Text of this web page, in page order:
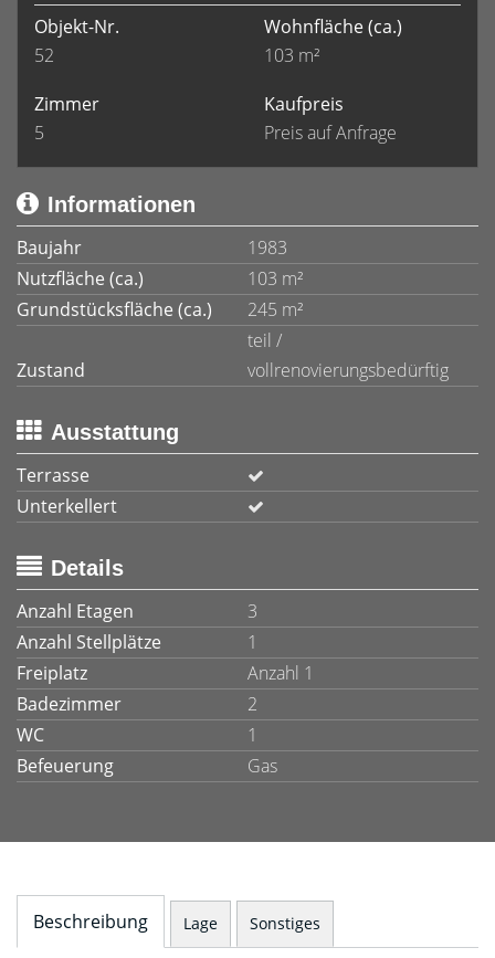
Objekt-Nr.
52
Wohnfläche(ca.)
103 m²
Zimmer
5
Kaufpreis
Preis auf Anfrage
Informationen
Baujahr
1983
Nutzfläche (ca.)
103 m²
Grundstücksfläche (ca.)
245 m²
Zustand
teil /
vollrenovierungsbedürftig
Ausstattung
Terrasse
Unterkellert
Details
Anzahl Etagen
3
Anzahl Stellplätze
1
Freiplatz
Anzahl 1
Badezimmer
2
WC
1
Befeuerung
Gas
Beschreibung Lage Sonstiges